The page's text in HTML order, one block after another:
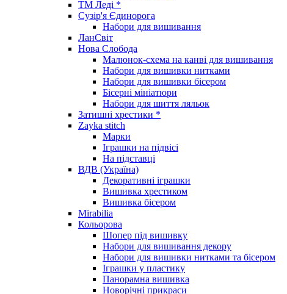
ТМ Леді *
Сузір'я Єдинорога
Набори для вишивання
ЛанСвіт
Нова Слобода
Малюнок-схема на канві для вишивання
Набори для вишивки нитками
Набори для вишивки бісером
Бісерні мініатюри
Набори для шиття ляльок
Затишні хрестики *
Zayka stitch
Марки
Іграшки на підвісі
На підставці
ВДВ (Україна)
Декоративні іграшки
Вишивка хрестиком
Вишивка бісером
Mirabilia
Кольорова
Шопер під вишивку
Набори для вишивання декору
Набори для вишивки нитками та бісером
Іграшки у пластику
Панорамна вишивка
Новорічні прикраси